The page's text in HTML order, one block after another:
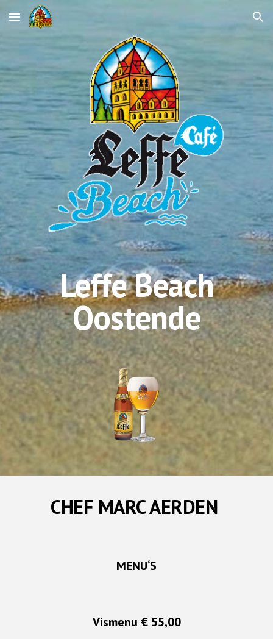
Skip to main content Skip to navigation
Leffe Beach
Oostende
CHEF MARC AERDEN
MENU‘S
Vismenu € 55,00